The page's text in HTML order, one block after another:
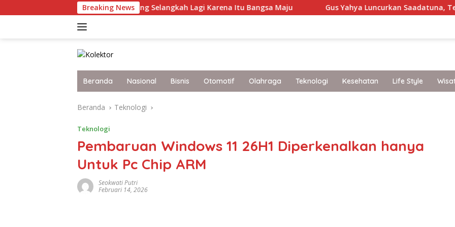
ke
Breaking News
Terkini Malaysia yang Selangkah Lagi Karena Itu Bangsa Maju Gus Yahya Luncurkan Saadatuna, Tegaskan 5
Beranda Nasional Bisnis Otomotif Olahraga Teknologi Kesehatan Life Style
Beranda Teknologi
Teknologi
Pembaruan Windows 11 26H1 Diperkenalkan hanya
Untuk Pc Chip ARM
Seokwati Putri
Februari 14, 2026